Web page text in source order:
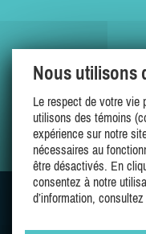
Nous utilisons
Le respect de votre vie
utilisons des témoins
expérience sur notre
nécessaires au
être désactivés. En
consentez à notre
d’information,